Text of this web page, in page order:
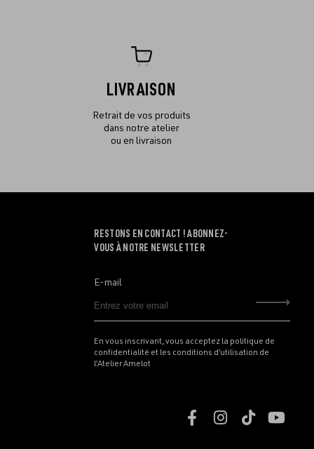
LIVRAISON
Retrait de vos produits
dans notre atelier
ou en livraison
RESTONS EN CONTACT ! ABONNEZ-
VOUS À NOTRE NEWSLETTER
E-mail
En vous inscrivant, vous acceptez la politique de
confidentialité et les conditions d’utilisation de
l’Atelier Amelot
Retrouvez
Retrouvez